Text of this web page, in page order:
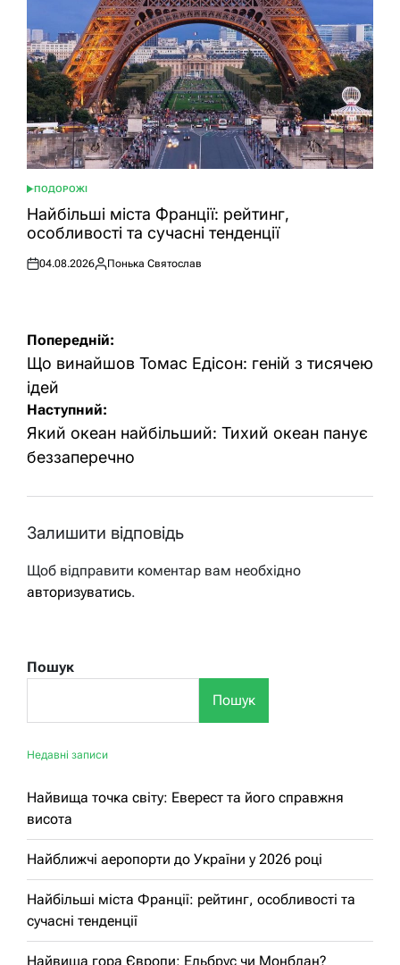
ОПУБЛІКУВАТИ
У
ПОДОРОЖІ
Найбільші міста Франції: рейтинг,
особливості та сучасні тенденції
Оприлюднено
04.08.2026
Опубліковано
Понька Святослав
Навігація
записів
Попередній:
Що винайшов Томас Едісон: геній з тисячею
ідей
Наступний:
Який океан найбільший: Тихий океан панує
беззаперечно
Залишити відповідь
Щоб відправити коментар вам необхідно
авторизуватись.
Пошук
Пошук
Недавні записи
Найвища точка світу: Еверест та його справжня
висота
Найближчі аеропорти до України у 2026 році
Найбільші міста Франції: рейтинг, особливості та
сучасні тенденції
Найвища гора Європи: Ельбрус чи Монблан?